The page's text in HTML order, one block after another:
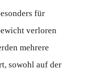
für
verloren
mehrere
sowohl auf der